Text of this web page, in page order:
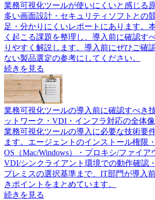
業務可視化ツールが使いにくいと感じる
多い画面設計・セキュリティソフトとの
足・分かりにくいレポートにあります。
く起こる課題を整理し、導入前に確認す
りやすく解説します。導入前にぜひご確
ない製品選定の参考にしてください。
続きを見る
業務可視化ツールの導入前に確認すべき
ットワーク・VDI・インフラ対応の全体像
業務可視化ツールの導入に必要な技術要
ます。エージェントのインストール権限
OS（Mac/Windows）・プロキシ/ファイア
VDI/シンクライアント環境での動作確認
プレミスの選択基準まで、IT部門が導入
きポイントをまとめています。
続きを見る